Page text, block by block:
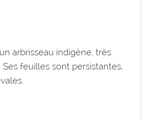
arbrisseau indigène, très
feuilles sont persistantes,